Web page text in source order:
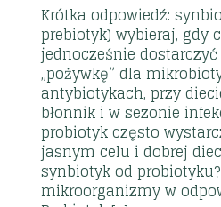
Krótka odpowiedź:
prebiotyk) wybieraj, gdy
jednocześnie
„pożywkę” dla
antybiotykach, przy
błonnik i w sezonie
probiotyk często
jasnym celu i dobrej
synbiotyk od
mikroorganizmy w